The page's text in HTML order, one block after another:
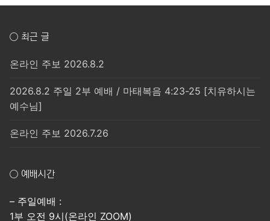
○ 최근 글
온라인 주보 2026.8.2
2026.8.2 주일 2부 예배 / 마태복음 4:23-25 [치유하시는
예수님]
온라인 주보 2026.7.26
○ 예배시간
– 주일예배 :
1부 오전 9시(온라인 ZOOM)